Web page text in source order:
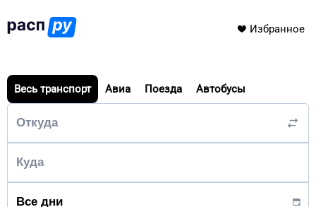
Избранное
Весь транспорт Авиа Поезда Автобусы